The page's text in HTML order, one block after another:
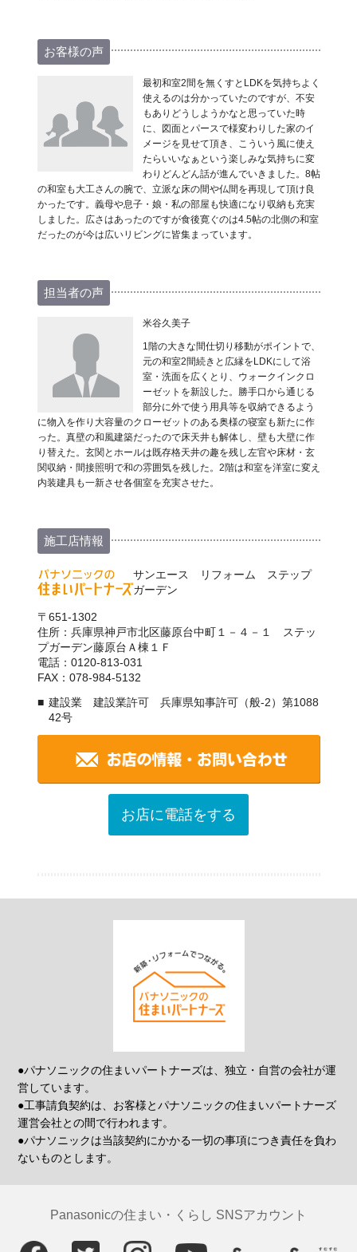
お客様の声
最初和室2間を無くすとLDKを気持ちよく
使えるのは分かっていたのですが、不安
もありどうしようかなと思っていた時
に、図面とパースで様変わりした家のイ
メージを見せて頂き、こういう風に使え
たらいいなぁという楽しみな気持ちに変
わりどんどん話が進んでいきました。8帖
の和室も大工さんの腕で、立派な床の間や仏間を再現して頂け良
かったです。義母や息子・娘・私の部屋も快適になり収納も充実
しました。広さはあったのですが食後寛ぐのは4.5帖の北側の和室
だったのが今は広いリビングに皆集まっています。
担当者の声
米谷久美子
1階の大きな間仕切り移動がポイントで、
元の和室2間続きと広縁をLDKにして浴
室・洗面を広くとり、ウォークインクロ
ーゼットを新設した。勝手口から通じる
部分に外で使う用具等を収納できるよう
に物入を作り大容量のクローゼットのある奥様の寝室も新たに作
った。真壁の和風建築だったので床天井も解体し、壁も大壁に作
り替えた。玄関とホールは既存格天井の趣を残し左官や床材・玄
関収納・間接照明で和の雰囲気を残した。2階は和室を洋室に変え
内装建具も一新させ各個室を充実させた。
施工店情報
サンエース リフォーム ステップ
ガーデン
〒651-1302
住所：兵庫県神戸市北区藤原台中町１－４－１ ステッ
プガーデン藤原台Ａ棟１Ｆ
電話：0120-813-031
FAX：078-984-5132
建設業 建設業許可 兵庫県知事許可（般-2）第1088
42号
お店に電話をする
●パナソニックの住まいパートナーズは、独立・自営の会社が運
営しています。
●工事請負契約は、お客様とパナソニックの住まいパートナーズ
運営会社との間で行われます。
●パナソニックは当該契約にかかる一切の事項につき責任を負わ
ないものとします。
Panasonicの住まい・くらし SNSアカウント